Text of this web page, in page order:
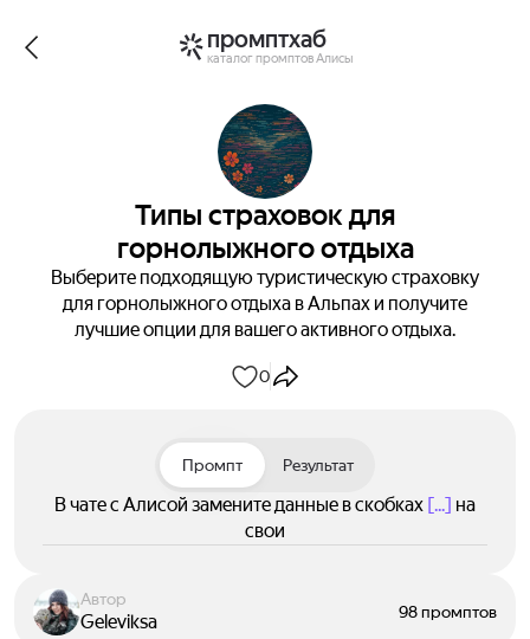
промптхаб
каталог промптов Алисы
Типы страховок для
горнолыжного отдыха
Выберите подходящую туристическую страховку
для горнолыжного отдыха в Альпах и получите
лучшие опции для вашего активного отдыха.
0
Промпт Результат
В чате с Алисой замените данные в скобках [...] на
свои
Автор
Geleviksa 98 промптов